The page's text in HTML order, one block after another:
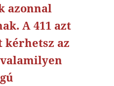
azonnal
A 411 azt
az